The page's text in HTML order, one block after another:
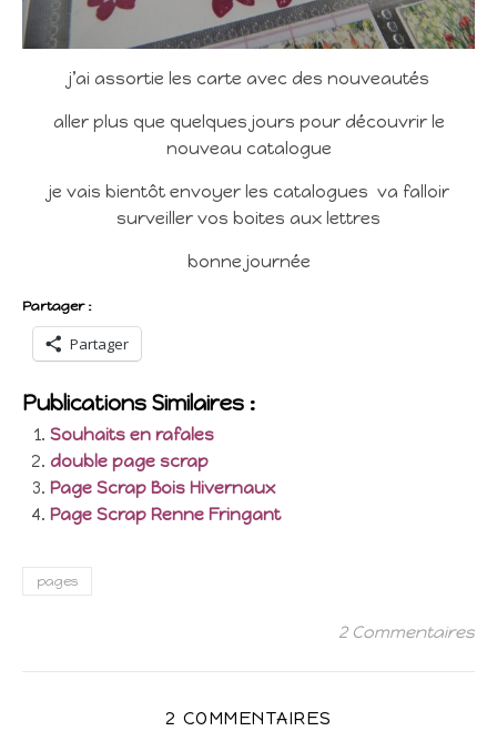
j’ai assortie les carte avec des nouveautés
aller plus que quelques jours pour découvrir le
nouveau catalogue
je vais bientôt envoyer les catalogues va falloir
surveiller vos boites aux lettres
bonne journée
Partager :
Partager
Publications Similaires :
Souhaits en rafales
double page scrap
Page Scrap Bois Hivernaux
Page Scrap Renne Fringant
pages
2 Commentaires
2 COMMENTAIRES